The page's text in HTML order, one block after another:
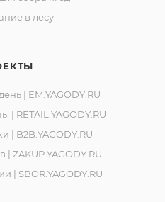
Российская Федерация,
Костомукша, шоссе
в лесу
| EM.YAGODY.RU
RETAIL.YAGODY.RU
| B2B.YAGODY.RU
ZAKUP.YAGODY.RU
| SBOR.YAGODY.RU